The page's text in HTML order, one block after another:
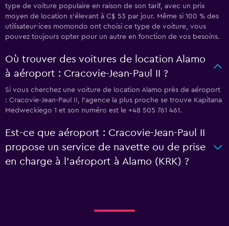
type de voiture populaire en raison de son tarif, avec un prix
moyen de location s'élevant à C$ 53 par jour. Même si 100 % des
utilisateur·ices momondo ont choisi ce type de voiture, vous
pouvez toujours opter pour un autre en fonction de vos besoins.
Où trouver des voitures de location Alamo
à aéroport : Cracovie-Jean-Paul II ?
Si vous cherchez une voiture de location Alamo près de aéroport
: Cracovie-Jean-Paul II, l’agence la plus proche se trouve Kapitana
Medweckiego 1 et son numéro est le +48 505 761 461.
Est-ce que aéroport : Cracovie-Jean-Paul II
propose un service de navette ou de prise
en charge à l’aéroport à Alamo (KRK) ?